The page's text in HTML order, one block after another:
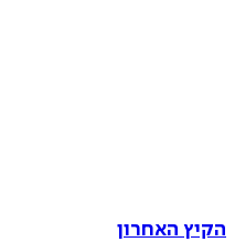
הקיץ האחרון